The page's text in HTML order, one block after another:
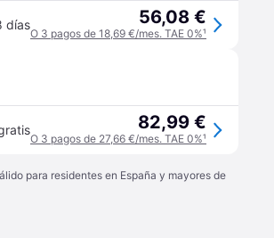
días 56,08 €
O 3 pagos de 18,69 €/mes. TAE 0%¹
82,99 €
O 3 pagos de 27,66 €/mes. TAE 0%¹
para residentes en España y mayores de